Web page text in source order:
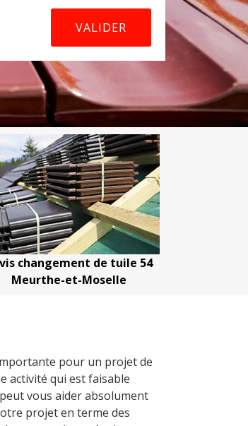
tuile 54
Devis nettoyage de toiture 54
Meurthe-et-Moselle
pour un projet de
activité qui est faisable
vous aider absolument
projet en terme des